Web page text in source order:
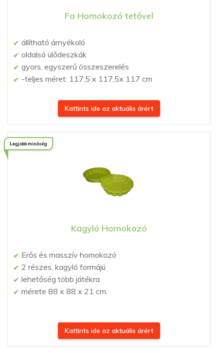
Fa Homokozó tetővel
állítható árnyékoló
oldalsó ülődeszkák
gyors, egyszerű összeszerelés
-teljes méret: 117,5 x 117,5x 117 cm
Kattints ide az aktuális árért
Legjobb minőség
Kagyló Homokozó
Erős és masszív homokozó
2 részes, kagyló formájú
lehetőség több játékra
mérete 88 x 88 x 21 cm.
Kattints ide az aktuális árért